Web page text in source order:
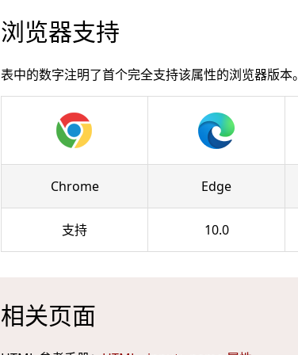
浏览器支持
表中的数字注明了首个完全支持该属性的浏览器版本。
Chrome Edge
支持 10.0
相关页面